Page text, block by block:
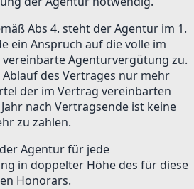
Abs 4. steht der Agentur im 1.
ein Anspruch auf die volle im
Agenturvergütung zu.
Ablauf des Vertrages nur mehr
der im Vertrag vereinbarten
nach Vertragsende ist keine
zu zahlen.
Agentur für jede
in doppelter Höhe des für diese
Honorars.